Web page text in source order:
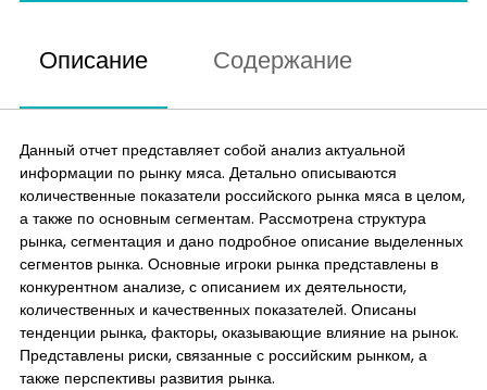
Описание Содержание
Данный отчет представляет собой анализ актуальной
информации по рынку мяса. Детально описываются
количественные показатели российского рынка мяса в целом,
а также по основным сегментам. Рассмотрена структура
рынка, сегментация и дано подробное описание выделенных
сегментов рынка. Основные игроки рынка представлены в
конкурентном анализе, с описанием их деятельности,
количественных и качественных показателей. Описаны
тенденции рынка, факторы, оказывающие влияние на рынок.
Представлены риски, связанные с российским рынком, а
также перспективы развития рынка.